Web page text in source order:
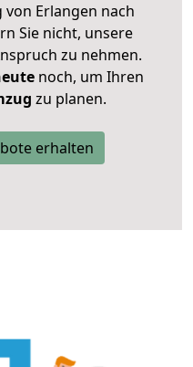
von Erlangen nach
Sie nicht, unsere
zu nehmen.
noch, um Ihren
zu planen.
erhalten